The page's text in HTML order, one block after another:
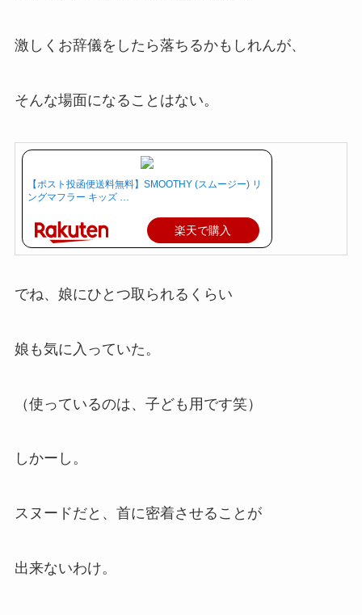
激しくお辞儀をしたら落ちるかもしれんが、
そんな場面になることはない。
【ポスト投函便送料無料】SMOOTHY (スムージー) リ
ングマフラー キッズ …
楽天で購入
でね、娘にひとつ取られるくらい
娘も気に入っていた。
（使っているのは、子ども用です笑）
しかーし。
スヌードだと、首に密着させることが
出来ないわけ。